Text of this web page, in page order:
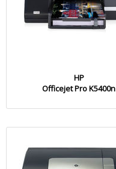
HP
Officejet Pro K5400n